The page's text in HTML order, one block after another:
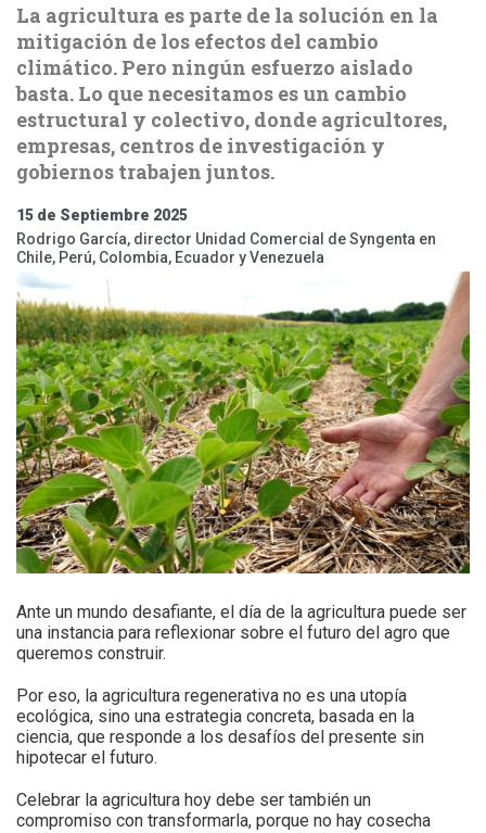
La agricultura es parte de la solución en la
mitigación de los efectos del cambio
climático. Pero ningún esfuerzo aislado
basta. Lo que necesitamos es un cambio
estructural y colectivo, donde agricultores,
empresas, centros de investigación y
gobiernos trabajen juntos.
15 de Septiembre 2025
Rodrigo García, director Unidad Comercial de Syngenta en
Chile, Perú, Colombia, Ecuador y Venezuela
Ante un mundo desafiante, el día de la agricultura puede ser
una instancia para reflexionar sobre el futuro del agro que
queremos construir.
Por eso, la agricultura regenerativa no es una utopía
ecológica, sino una estrategia concreta, basada en la
ciencia, que responde a los desafíos del presente sin
hipotecar el futuro.
Celebrar la agricultura hoy debe ser también un
compromiso con transformarla, porque no hay cosecha